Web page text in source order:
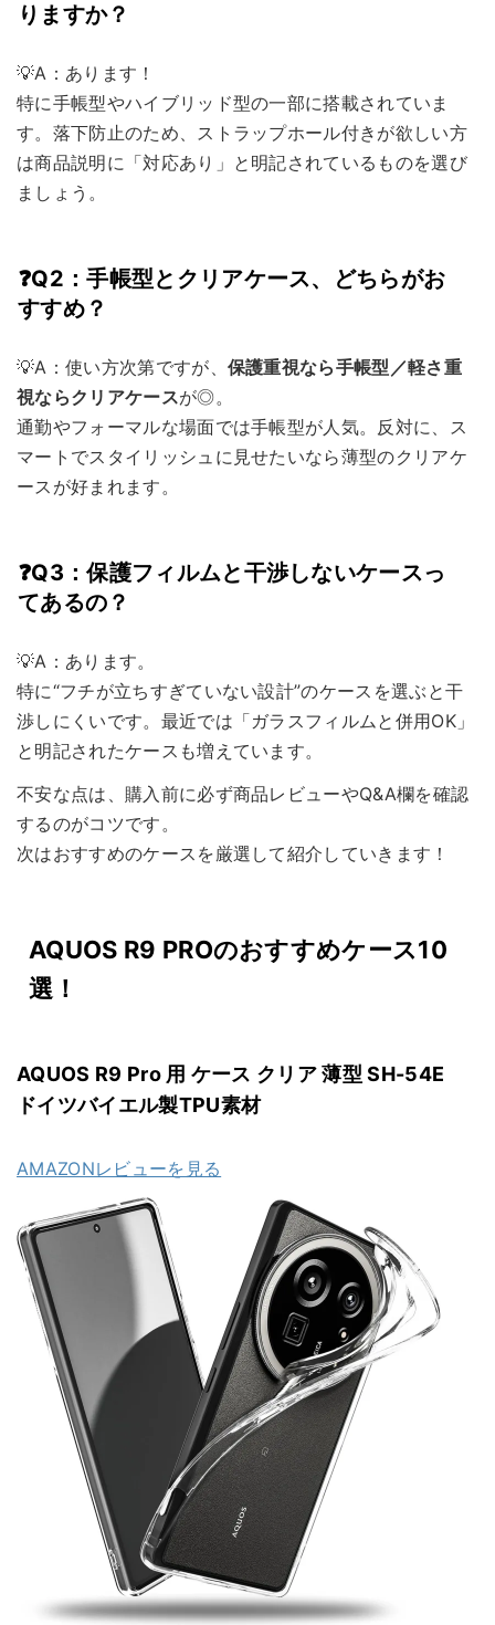
りますか？
💡A：あります！
特に手帳型やハイブリッド型の一部に搭載されていま
す。落下防止のため、ストラップホール付きが欲しい方
は商品説明に「対応あり」と明記されているものを選び
ましょう。
❓Q2：手帳型とクリアケース、どちらがお
すすめ？
💡A：使い方次第ですが、 保護重視なら手帳型／軽さ重
視ならクリアケースが◎。
通勤やフォーマルな場面では手帳型が人気。反対に、ス
マートでスタイリッシュに見せたいなら薄型のクリアケ
ースが好まれます。
❓Q3：保護フィルムと干渉しないケースっ
てあるの？
💡A：あります。
特に“フチが立ちすぎていない設計”のケースを選ぶと干
渉しにくいです。最近では「ガラスフィルムと併用OK」
と明記されたケースも増えています。
不安な点は、購入前に必ず商品レビューやQ&A欄を確認
するのがコツです。
次はおすすめのケースを厳選して紹介していきます！
AQUOS R9 PROのおすすめケース10
選！
AQUOS R9 Pro 用 ケース クリア 薄型 SH-54E
ドイツバイエル製TPU素材
AMAZONレビューを見る